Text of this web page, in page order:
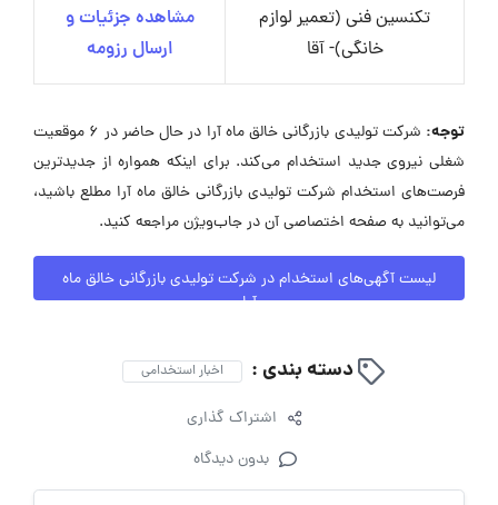
تکنسین فنی (تعمیر لوازم
خانگی)- آقا
مشاهده جزئیات و
ارسال رزومه
توجه:
شرکت تولیدی بازرگانی خالق ماه آرا در حال حاضر در ۶ موقعیت
شغلی نیروی جدید استخدام می‌کند. برای اینکه همواره از جدیدترین
فرصت‌های استخدام شرکت تولیدی بازرگانی خالق ماه آرا مطلع باشید،
می‌توانید به صفحه اختصاصی آن در جاب‌ویژن مراجعه کنید.
لیست آگهی‌های استخدام در شرکت تولیدی بازرگانی خالق ماه
آرا
دسته بندی : اخبار استخدامی
اشتراک گذاری
بدون دیدگاه